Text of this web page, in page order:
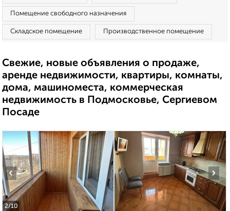
Помещение свободного назначения
Складское помещение Производственное помещение
Свежие, новые объявления о продаже,
аренде недвижимости, квартиры, комнаты,
дома, машиноместа, коммерческая
недвижимость в Подмосковье, Сергиевом
Посаде
2/10
‹ ›